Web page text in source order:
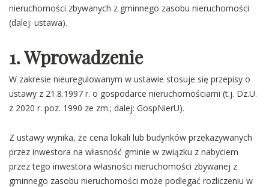
nieruchomości zbywanych z gminnego zasobu nieruchomości
(dalej: ustawa).
1. Wprowadzenie
W zakresie nieuregulowanym w ustawie stosuje się przepisy o
ustawy z 21.8.1997 r. o gospodarce nieruchomościami (t.j. Dz.U.
z 2020 r. poz. 1990 ze zm.; dalej: GospNierU).
Z ustawy wynika, że cena lokali lub budynków przekazywanych
przez inwestora na własność gminie w związku z nabyciem
przez tego inwestora własności nieruchomości zbywanej z
gminnego zasobu nieruchomości może podlegać rozliczeniu w